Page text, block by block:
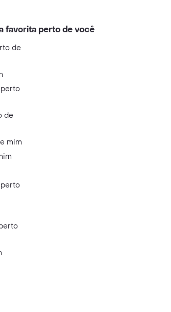
favorita perto de você
de
de
mim